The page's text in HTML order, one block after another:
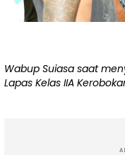
Wabup Suiasa saat
Lapas Kelas IIA